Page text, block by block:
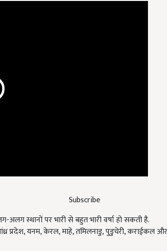
Subscribe
स्थानों पर भारी से बहुत भारी वर्षा हो सकती है.
प्रदेश, यनम, केरल, माहे, तमिलनाडु, पुडुचेरी, कराईकल और